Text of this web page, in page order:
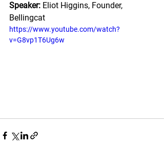
Speaker: Eliot Higgins, Founder,
Bellingcat
https://www.youtube.com/watch?
v=G8vp1T6Ug6w